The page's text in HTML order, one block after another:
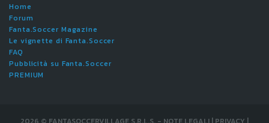
Home
Forum
Fanta.Soccer Magazine
Le vignette di Fanta.Soccer
FAQ
Pubblicità su Fanta.Soccer
PREMIUM